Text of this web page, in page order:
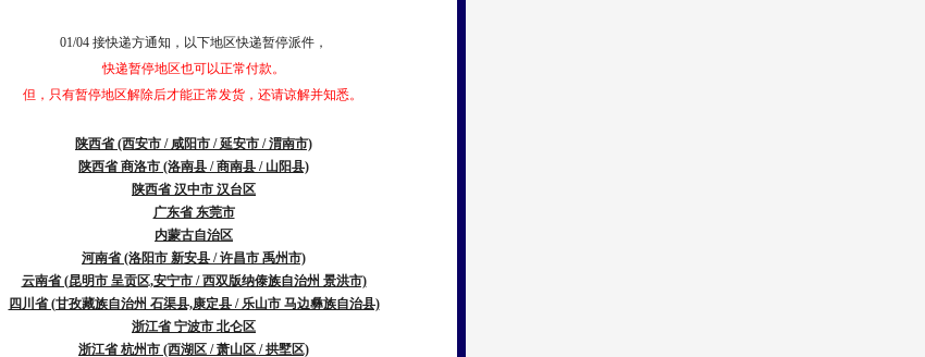
01/04 接快递方通知，以下地区快递暂停派件，
快递暂停地区也可以正常付款。
但，只有暂停地区解除后才能正常发货，还请谅解并知悉。
陕西省 (西安市 / 咸阳市 / 延安市 / 渭南市)
陕西省 商洛市 (洛南县 / 商南县 / 山阳县)
陕西省 汉中市 汉台区
广东省 东莞市
内蒙古自治区
河南省 (洛阳市 新安县 / 许昌市 禹州市)
云南省 (昆明市 呈贡区,安宁市 / 西双版纳傣族自治州 景洪市)
四川省 (甘孜藏族自治州 石渠县,康定县 / 乐山市 马边彝族自治县)
浙江省 宁波市 北仑区
浙江省 杭州市 (西湖区 / 萧山区 / 拱墅区)